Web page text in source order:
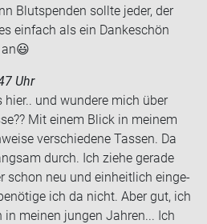
Blut­spen­den soll­te jeder, der
ein­fach als ein Dan­ke­schön
Uhr
und wun­de­re mich über
Mit einem Blick in mei­nem
ver­schie­de­ne Tas­sen. Da
durch. Ich ziehe ge­ra­de
schon neu und ein­heit­lich ein­ge­
ich da nicht. Aber gut, ich
in mei­nen jun­gen Jah­ren... Ich